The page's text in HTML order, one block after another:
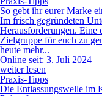
So gebt ihr eurer Marke
Im frisch gegründeten
Herausforderungen. Eine
Zielgruppe für euch zu
heute mehr...
Online seit: 3. Juli 2024
weiter lesen
Praxis-Tipps
Die Entlassungswelle im